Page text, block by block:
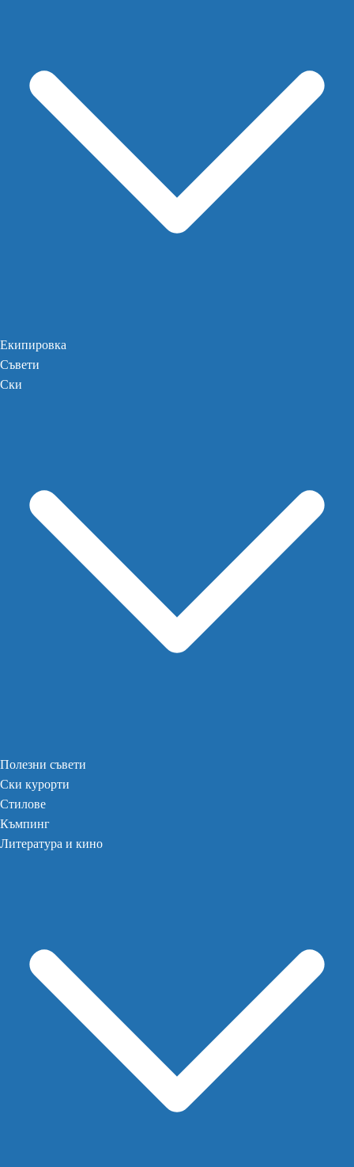
Екипировка
Съвети
Ски
Полезни съвети
Ски курорти
Стилове
Къмпинг
Литература и кино